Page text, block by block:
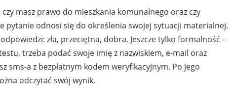
masz prawo do mieszkania komunalnego oraz czy
pytanie odnosi się do określenia swojej sytuacji materialnej.
zła, przeciętna, dobra. Jeszcze tylko formalność –
trzeba podać swoje imię z nazwiskiem, e-mail oraz
sms-a z bezpłatnym kodem weryfikacyjnym. Po jego
odczytać swój wynik.